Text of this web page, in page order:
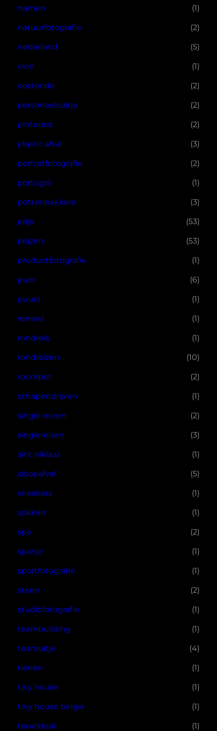
namen (1)
natuurfotografie (2)
nederland (5)
olen (1)
oostende (2)
personeelsuitje (2)
pinterest (2)
plastic afval (3)
portretfotografie (2)
portugal (1)
pottenbakkers (3)
prijs (53)
prijzen (53)
productfotografie (1)
puin (6)
puurs (1)
renewi (1)
rondreis (1)
rondreizen (10)
roompot (2)
schapendrijven (1)
single reizen (2)
singlereizen (3)
sint niklaas (1)
sloopafval (5)
sneakers (1)
sokken (1)
spa (2)
spanje (1)
sportfotografie (1)
steen (2)
studiofotografie (1)
teambuilding (1)
teamuitje (4)
tienen (1)
tiny house (1)
tiny house belgie (1)
traveldeal (1)